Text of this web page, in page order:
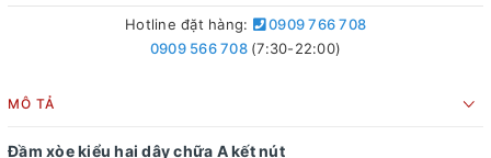
Hotline đặt hàng:
0909 766 708
0909 566 708 (7:30-22:00)
MÔ TẢ
Đầm xòe kiểu hai dây chữa A kết nút